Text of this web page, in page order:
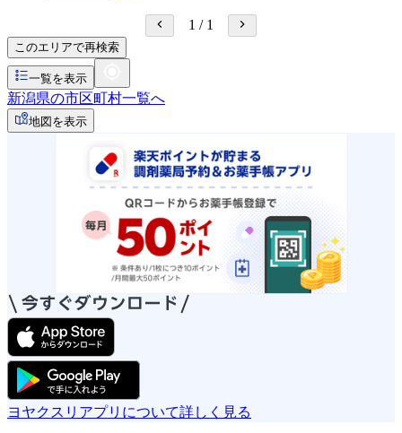
1 / 1
このエリアで再検索
一覧を表示
新潟県の市区町村一覧へ
地図を表示
ヨヤクスリアプリについて詳しく見る